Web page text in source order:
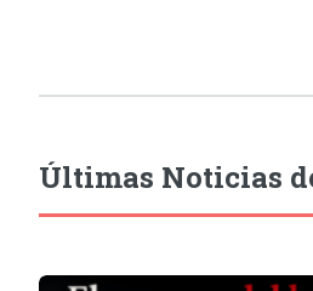
Últimas Noticias